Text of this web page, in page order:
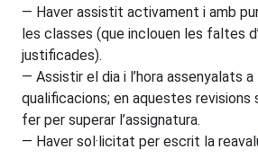
— Haver assistit activament i amb
les classes (que inclouen les faltes
justificades).
— Assistir el dia i l’hora assenyalats
qualificacions; en aquestes revisions
fer per superar l’assignatura.
— Haver sol·licitat per escrit la